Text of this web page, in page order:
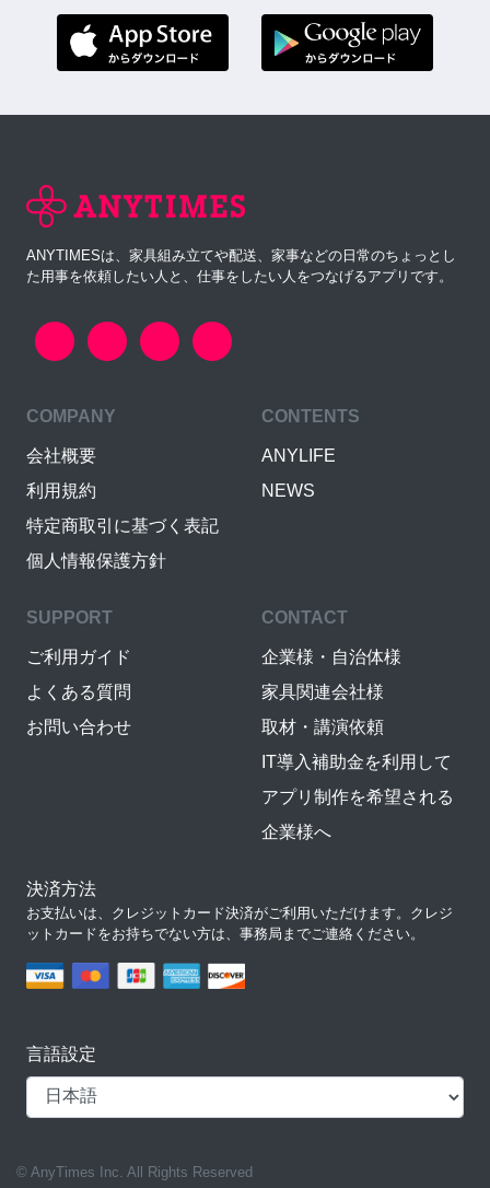
ANYTIMESは、家具組み立てや配送、家事などの日常のちょっとし
た用事を依頼したい人と、仕事をしたい人をつなげるアプリです。
COMPANY
会社概要
利用規約
特定商取引に基づく表記
個人情報保護方針
CONTENTS
ANYLIFE
NEWS
SUPPORT
ご利用ガイド
よくある質問
お問い合わせ
CONTACT
企業様・自治体様
家具関連会社様
取材・講演依頼
IT導入補助金を利用して
アプリ制作を希望される
企業様へ
決済方法
お支払いは、クレジットカード決済がご利用いただけます。クレジ
ットカードをお持ちでない方は、事務局までご連絡ください。
言語設定
© AnyTimes Inc. All Rights Reserved